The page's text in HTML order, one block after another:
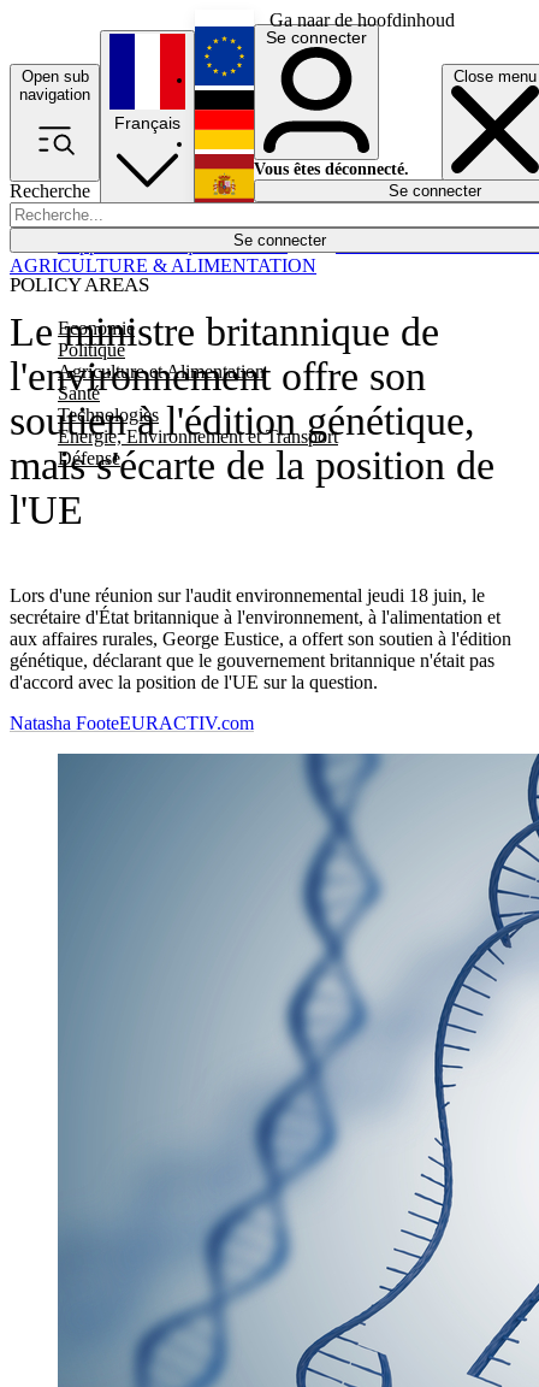
Ga naar de hoofdinhoud
Open sub
navigation
Close menu
Recherche
Se connecter
POLICY AREAS
Economie
Politique
Agriculture et Alimentation
Santé
Technologies
Energie, Environnement et Transport
Défense
Économie
Français
English
Deutsch
Español
Se connecter
Vous êtes déconnecté.
Se connecter
Le ministre britannique de
l'environnement offre son
soutien à l'édition génétique,
mais s'écarte de la position de
l'UE
Lors d'une réunion sur l'audit environnemental jeudi 18 juin, le
secrétaire d'État britannique à l'environnement, à l'alimentation et
aux affaires rurales, George Eustice, a offert son soutien à l'édition
génétique, déclarant que le gouvernement britannique n'était pas
d'accord avec la position de l'UE sur la question.
AGRICULTURE & ALIMENTATION
Natasha FooteEURACTIV.com